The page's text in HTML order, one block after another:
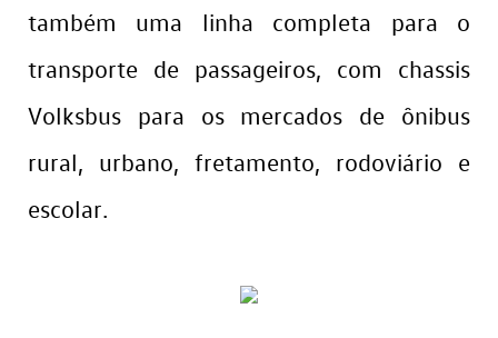
também uma linha completa para o
transporte de passageiros, com chassis
Volksbus para os mercados de ônibus
rural, urbano, fretamento, rodoviário e
escolar.